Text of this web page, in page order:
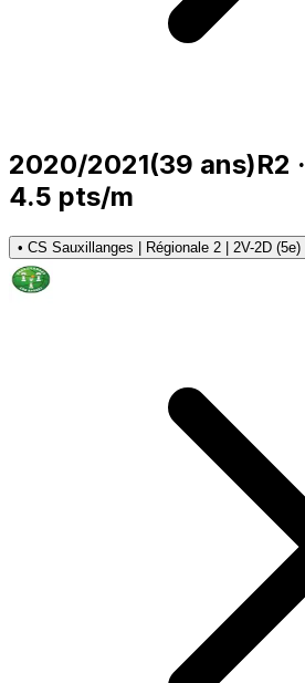
2020/2021(39 ans)R2 ·
4.5 pts/m
• CS Sauxillanges | Régionale 2 | 2V-2D (5e)